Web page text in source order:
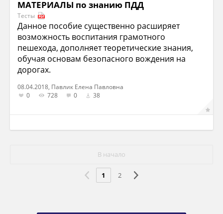
МАТЕРИАЛЫ по знанию ПДД
Тесты
Данное пособие существенно расширяет
возможность воспитания грамотного
пешехода, дополняет теоретические знания,
обучая основам безопасного вождения на
дорогах.
08.04.2018, Павлик Елена Павловна
0
728 0 38
В начало
1 2